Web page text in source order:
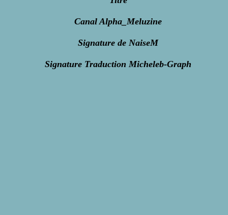
Canal Alpha_Meluzine
Signature de NaiseM
Signature Traduction Micheleb-Graph